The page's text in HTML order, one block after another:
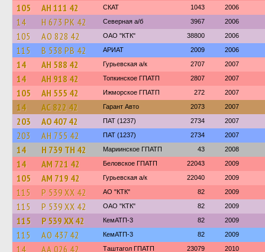
105 АН 111 42 СКАТ 1043 2006
14 Н 673 РК 42 Северная а/б 3967 2006
105 АО 828 42 ОАО "КТК" 38800 2006
115 В 538 РВ 42 АРИАТ 2009 2006
14 АН 588 42 Гурьевская а/к 2707 2007
14 АН 918 42 Топкинское ГПАТП 2807 2007
105 АН 555 42 Ижморское ГПАТП 272 2007
14 АС 822 42 Гарант Авто 2073 2007
203 АО 407 42 ПАТ (1237) 2734 2007
203 АН 755 42 ПАТ (1237) 2734 2007
14 Н 739 ТН 42 Мариинское ГПАТП 43 2008
14 АМ 721 42 Беловское ГПАТП 22043 2009
105 АМ 719 42 Гурьевская а/к 22040 2009
115 Р 539 ХХ 42 АО "КТК" 82 2009
115 Р 539 ХХ 42 ОАО "КТК" 82 2009
115 Р 539 ХХ 42 КемАТП-3 82 2009
115 АО 437 42 КемАТП-3 82 2009
14 АА 026 42 Таштагол ГПАТП 23079 2010